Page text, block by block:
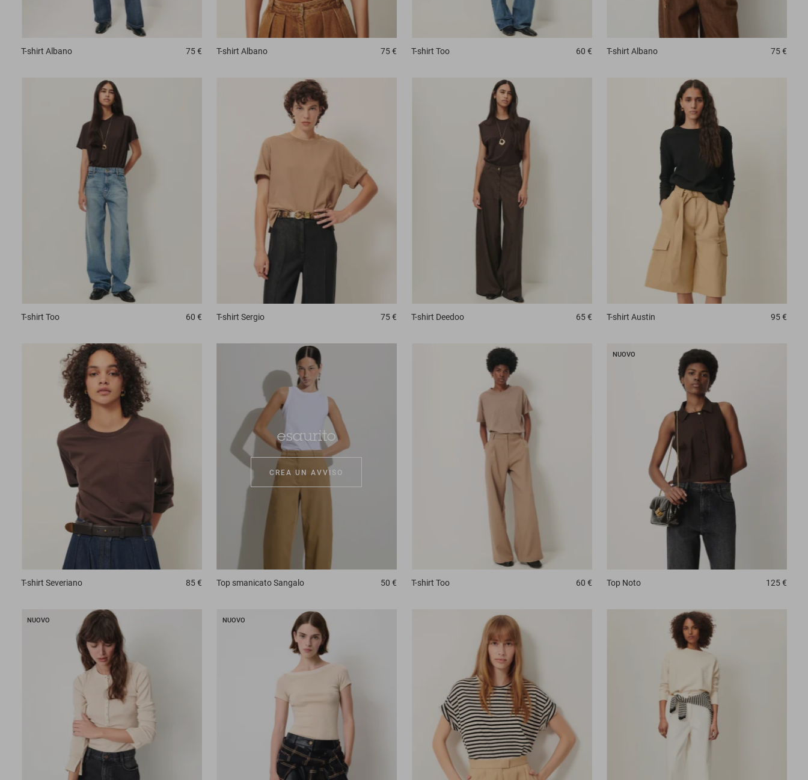
T-shirt Albano 75 € T-shirt Albano 75 € T-shirt Too 60 € T-shirt Albano 75 €
T-shirt Too 60 € T-shirt Sergio 75 € T-shirt Deedoo 65 € T-shirt Austin 95 €
T-shirt Severiano 85 €
esaurito
CREA UN AVVISO
Top smanicato Sangalo 50 € T-shirt Too 60 €
NUOVO
Top Noto 125 €
NUOVO NUOVO